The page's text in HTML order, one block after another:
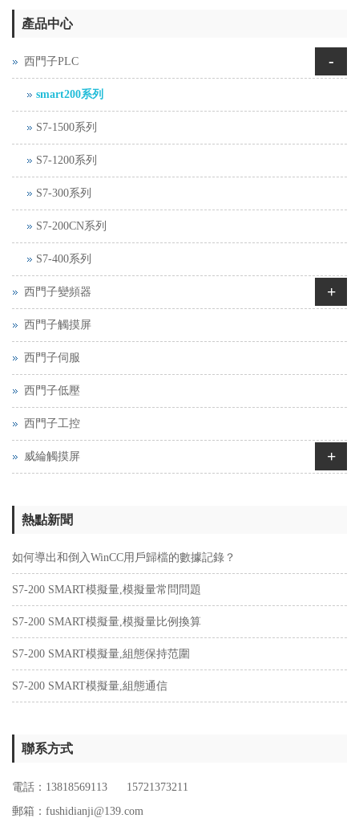
產品中心
西門子PLC -
smart200系列
S7-1500系列
S7-1200系列
S7-300系列
S7-200CN系列
S7-400系列
西門子變頻器 +
西門子觸摸屏
西門子伺服
西門子低壓
西門子工控
威綸觸摸屏 +
熱點新聞
如何導出和倒入WinCC用戶歸檔的數據記錄？
S7-200 SMART模擬量,模擬量常問問題
S7-200 SMART模擬量,模擬量比例換算
S7-200 SMART模擬量,組態保持范圍
S7-200 SMART模擬量,組態通信
聯系方式
電話：13818569113 15721373211
郵箱：fushidianji@139.com